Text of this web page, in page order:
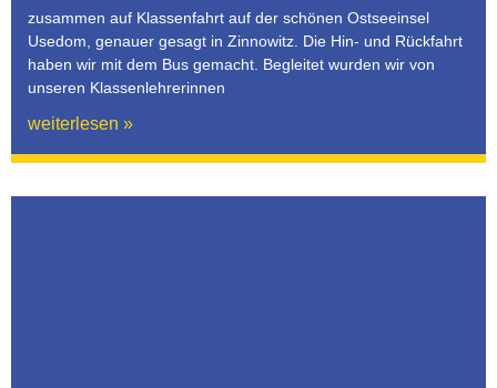
zusammen auf Klassenfahrt auf der schönen Ostseeinsel
Usedom, genauer gesagt in Zinnowitz. Die Hin- und Rückfahrt
haben wir mit dem Bus gemacht. Begleitet wurden wir von
unseren Klassenlehrerinnen
weiterlesen »